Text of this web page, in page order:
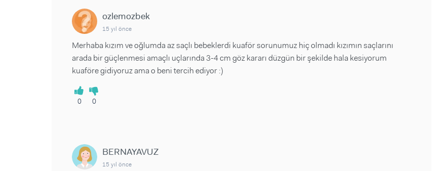
ozlemozbek
15 yıl önce
Merhaba kızım ve oğlumda az saçlı bebeklerdi kuaför sorunumuz hiç olmadı kızımın saçlarını
arada bir güçlenmesi amaçlı uçlarında 3-4 cm göz kararı düzgün bir şekilde hala kesiyorum
kuaföre gidiyoruz ama o beni tercih ediyor :)
0 0
BERNAYAVUZ
15 yıl önce